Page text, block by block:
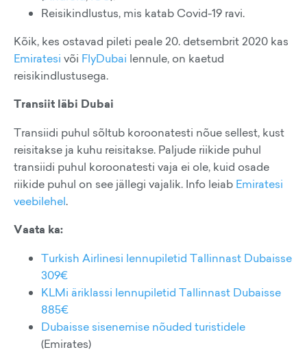
Reisikindlustus, mis katab Covid-19 ravi.
Kõik, kes ostavad pileti peale 20. detsembrit 2020 kas
Emiratesi või FlyDubai lennule, on kaetud
reisikindlustusega.
Transiit läbi Dubai
Transiidi puhul sõltub koroonatesti nõue sellest, kust
reisitakse ja kuhu reisitakse. Paljude riikide puhul
transiidi puhul koroonatesti vaja ei ole, kuid osade
riikide puhul on see jällegi vajalik. Info leiab Emiratesi
veebilehel.
Vaata ka:
Turkish Airlinesi lennupiletid Tallinnast Dubaisse
309€
KLMi äriklassi lennupiletid Tallinnast Dubaisse
885€
Dubaisse sisenemise nõuded turistidele
(Emirates)